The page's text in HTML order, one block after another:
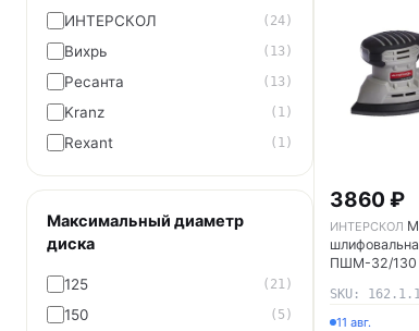
ИНТЕРСКОЛ (24)
Вихрь (13)
Ресанта (13)
Kranz (1)
Rexant (1)
Максимальный диаметр
диска
125 (21)
150 (5)
3860 ₽
ИНТЕРСКОЛ
ПШМ-32/
SKU:
11 авг.